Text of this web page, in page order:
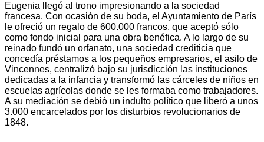
Eugenia llegó al trono impresionando a la sociedad
francesa. Con ocasión de su boda, el Ayuntamiento de París
le ofreció un regalo de 600.000 francos, que aceptó sólo
como fondo inicial para una obra benéfica. A lo largo de su
reinado fundó un orfanato, una sociedad crediticia que
concedía préstamos a los pequeños empresarios, el asilo de
Vincennes, centralizó bajo su jurisdicción las instituciones
dedicadas a la infancia y transformó las cárceles de niños en
escuelas agrícolas donde se les formaba como trabajadores.
A su mediación se debió un indulto político que liberó a unos
3.000 encarcelados por los disturbios revolucionarios de
1848.